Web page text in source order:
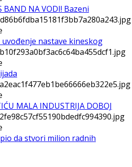
BAND NA VODI! Bazeni
uvođenje nastave kineskog
MALA INDUSTRIJA DOBOJ
da stvori milion radnih